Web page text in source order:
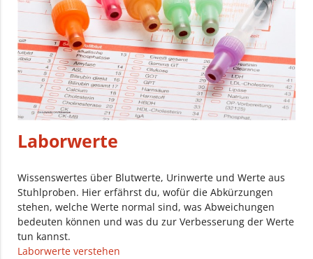
Laborwerte
Wissenswertes über Blutwerte, Urinwerte und Werte aus
Stuhlproben. Hier erfährst du, wofür die Abkürzungen
stehen, welche Werte normal sind, was Abweichungen
bedeuten können und was du zur Verbesserung der Werte
tun kannst.
Laborwerte verstehen